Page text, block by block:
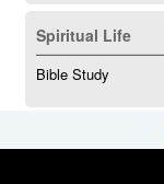
Spiritual Life
Bible Study